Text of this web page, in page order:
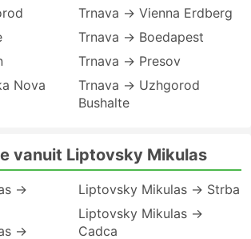
Nova
Trnava → Vienna Erdberg
Trnava → Boedapest
Trnava → Presov
Trnava → Uzhgorod
Bushalte
vanuit Liptovsky Mikulas
→
→
Liptovsky Mikulas → Strba
Liptovsky Mikulas →
Cadca